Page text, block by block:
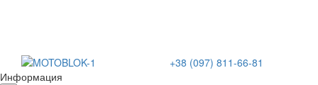
+38 (097) 811-66-81
Информация